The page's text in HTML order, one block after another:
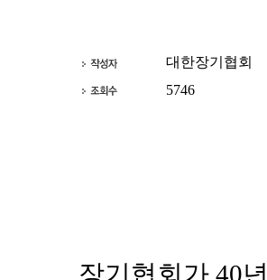
대한장기협회
5746
장기협회가 40